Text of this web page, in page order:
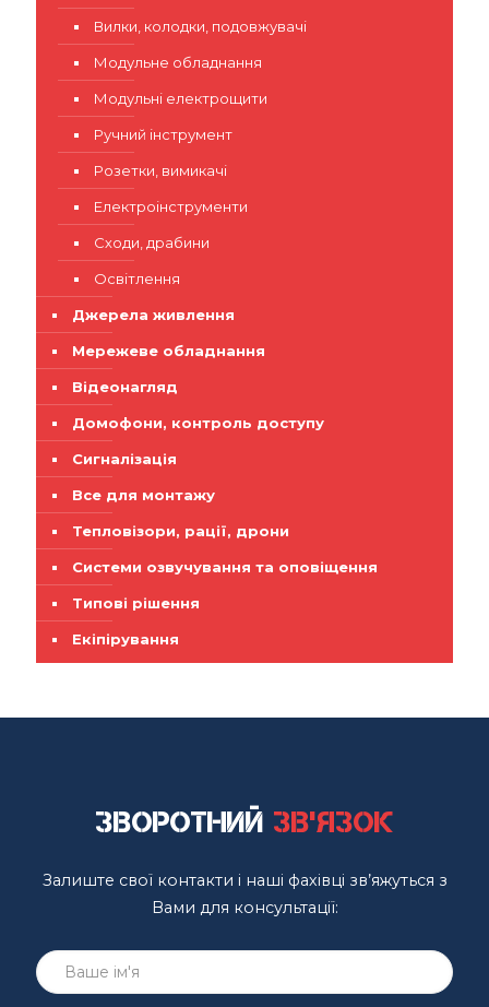
Вилки, колодки, подовжувачі
Модульне обладнання
Модульні електрощити
Ручний інструмент
Розетки, вимикачі
Електроінструменти
Сходи, драбини
Освітлення
Джерела живлення
Мережеве обладнання
Відеонагляд
Домофони, контроль доступу
Сигналізація
Все для монтажу
Тепловізори, рації, дрони
Системи озвучування та оповіщення
Типові рішення
Екіпірування
Зворотний зв'язок
Залиште свої контакти і наші фахівці зв’яжуться з
Вами для консультації: